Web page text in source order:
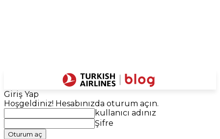
Giriş Yap
Hoşgeldiniz! Hesabınızda oturum açın.
kullanıcı adınız
Şifre